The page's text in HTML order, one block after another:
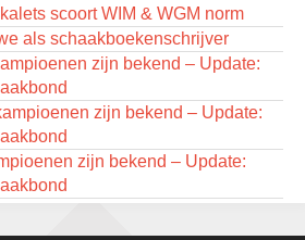
2026
Kampioenschap
scoort WIM & WGM norm
als schaakboekenschrijver
zijn bekend – Update:
zijn bekend – Update:
zijn bekend – Update: